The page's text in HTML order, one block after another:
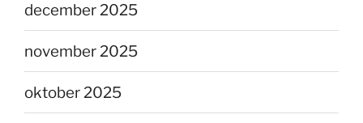
december 2025
november 2025
oktober 2025